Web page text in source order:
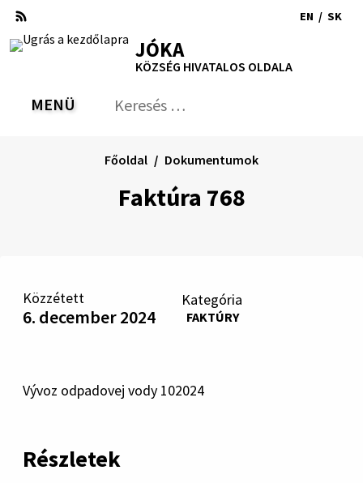
Ugrás
tartalomra
RSS Oldaltérkép
Nyomtatás
EN / SK
JÓKA
KÖZSÉG HIVATALOS OLDALA
VÁLTÁS
MENÜ Keresés:
Faktúra 768
Főoldal Dokumentumok
Közzétett
6. december 2024
Kategória
FAKTÚRY
Vývoz odpadovej vody 102024
Részletek